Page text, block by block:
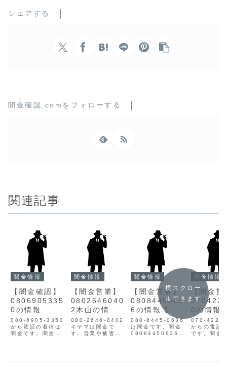
シェアする
闇金確認.comをフォローする
関連記事
闇金情報
【闇金確認】
0806905335
0の情報
080-6905-3350
から電話の着信は
闇金です。闇金は
闇金情報
【闇金営業】
0802646040
2木山の情報
【迷惑電話対
策】
080-2646-0402
キヤマは闇金で
す。営業や被害に
闇金情報
【闇金営業】
0808445063
6の情報【迷
惑電話】
080-8445-0636
は闇金です。闇金
08084450636の
闇金情報
【闇金営
0の情報
惑電話】
070-
からの電話
です。闇金
横スクロー
ルできます